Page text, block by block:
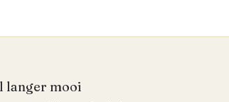
langer mooi